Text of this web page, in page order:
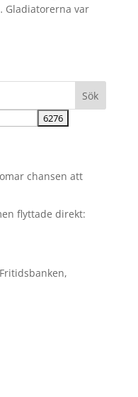
Gladiatorerna var
chansen att
flyttade direkt: